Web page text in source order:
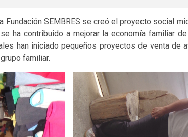
SEMBRES se creó el proyecto social
ha contribuido a mejorar la economía familiar
han iniciado pequeños proyectos de venta de
familiar.